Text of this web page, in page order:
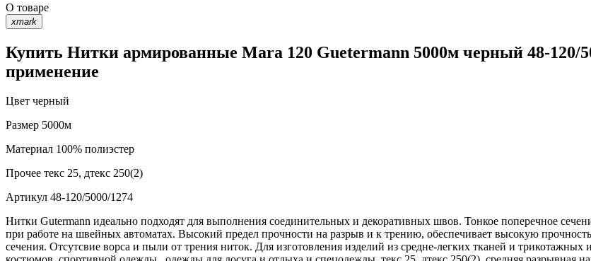
О товаре
xmark
Купить Нитки армированные Mara 120 Guetermann 5000м черный 48-120/
применение
Цвет черный
Размер 5000м
Материал 100% полиэстер
Прочее текс 25, дтекс 250(2)
Артикул 48-120/5000/1274
Нитки Gutermann идеально подходят для выполнения соединительных и декоративных швов. Тонкое поперечное
при работе на швейных автоматах. Высокий предел прочности на разрыв и к трению, обеспечивает высокую
сечения. Отсутсвие ворса и пыли от трения ниток. Для изготовления изделий из средне-легких тканей и